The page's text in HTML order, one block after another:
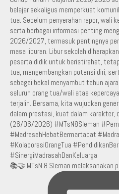
📚🤝 MTsN 8 Sleman melaksanakan